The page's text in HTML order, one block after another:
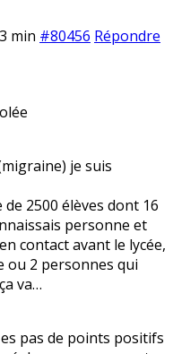
min #80456 Répondre
je suis
2500 élèves dont 16
personne et
contact avant le lycée,
ou 2 personnes qui
va…
pas de points positifs